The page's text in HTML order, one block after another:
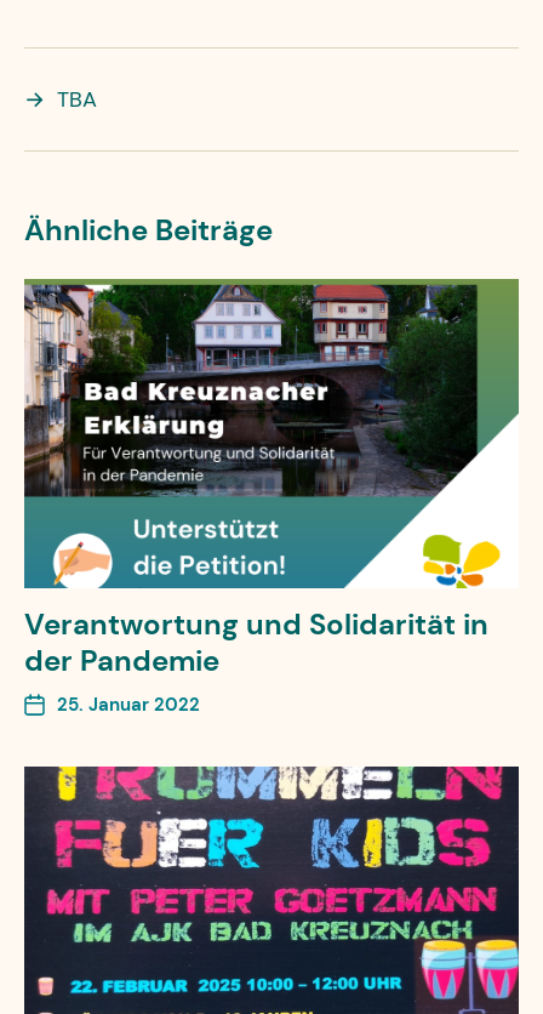
→ TBA
Ähnliche Beiträge
Verantwortung und Solidarität in
der Pandemie
25. Januar 2022